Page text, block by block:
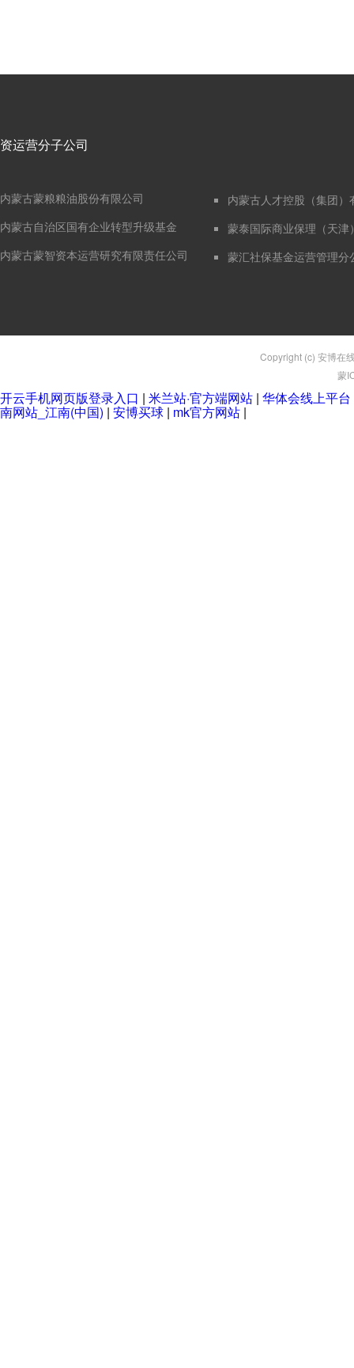
运营分子公司
内蒙古蒙粮粮油股份有限公司
内蒙古自治区国有企业转型升级基金
内蒙古蒙智资本运营研究有限责任公司
内蒙古人才控股（集团）
蒙泰国际商业保理（天津
蒙汇社保基金运营管理分
Copyright (c) 安博在
蒙
开云手机网页版登录入口 | 米兰站·官方端网站 | 华体会线上平
南网站_江南(中国) | 安博买球 | mk官方网站 |